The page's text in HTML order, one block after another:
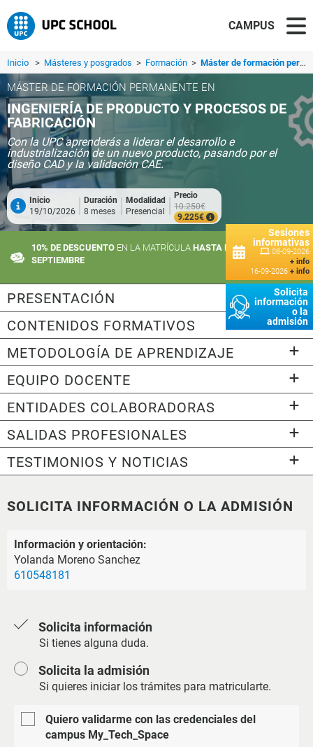
CAMPUS
Inicio > Másteres y posgrados > Formación > Máster de formación permanente en Ingeniería de Producto y Procesos de Fabricación
Sesiones
informativas
08-09-2026
+ info
16-09-2026 + info
Solicita
información
o la
admisión
MÁSTER DE FORMACIÓN PERMANENTE EN
INGENIERÍA DE PRODUCTO Y PROCESOS DE
FABRICACIÓN
Con la UPC aprenderás a liderar el desarrollo e
industrialización de un nuevo producto, pasando por el
diseño CAD y la validación CAE.
Inicio
19/10/2026
Duración
8 meses
Modalidad
Presencial
Precio
10.250€
9.225€
10% DE DESCUENTO EN LA MATRÍCULA HASTA EL 10 DE
SEPTIEMBRE
PRESENTACIÓN
CONTENIDOS FORMATIVOS
METODOLOGÍA DE APRENDIZAJE
EQUIPO DOCENTE
ENTIDADES COLABORADORAS
SALIDAS PROFESIONALES
TESTIMONIOS Y NOTICIAS
SOLICITA INFORMACIÓN O LA ADMISIÓN
Información y orientación:
Yolanda Moreno Sanchez
610548181
Solicita información
Si tienes alguna duda.
Solicita la admisión
Si quieres iniciar los trámites para matricularte.
Quiero validarme con las credenciales del
campus My_Tech_Space